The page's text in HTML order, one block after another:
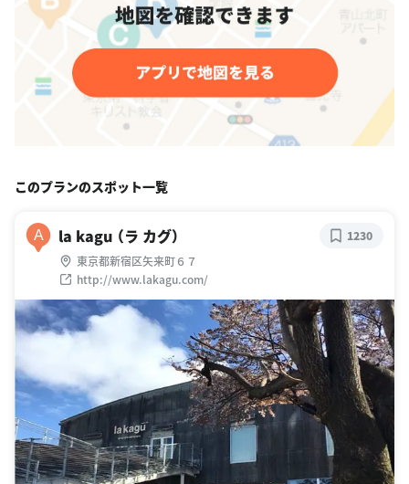
このプランのスポット一覧
A la kagu （ラ カグ）
東京都新宿区矢来町６７
http://www.lakagu.com/
1230